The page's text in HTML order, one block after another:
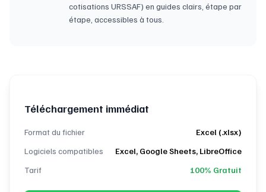
cotisations URSSAF) en guides clairs, étape par
étape, accessibles à tous.
Téléchargement immédiat
Format du fichier
Excel (.xlsx)
Logiciels compatibles
Excel, Google Sheets, LibreOffice
Tarif
100% Gratuit